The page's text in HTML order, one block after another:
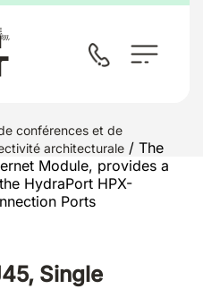
conférences et de
architecturale / The
Module, provides a
HydraPort HPX-
Ports
Single